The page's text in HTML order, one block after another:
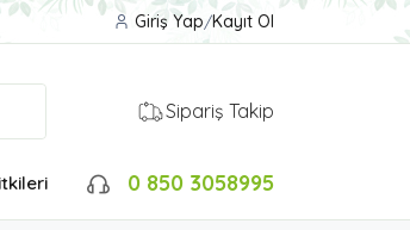
Giriş Yap/Kayıt Ol
Sipariş Takip
0 850 3058995